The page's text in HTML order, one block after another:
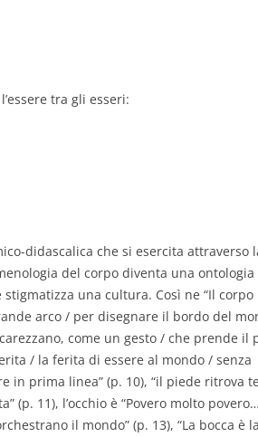
tra gli esseri:
didascalica che si esercita attraverso
del corpo diventa una
una cultura. Così ne “Il corpo
arco / per disegnare il bordo del
come un gesto / che prende il
/ la ferita di essere al mondo / senza
in prima linea” (p. 10), “il piede ritrova
(p. 11), l’occhio è “Povero molto
il mondo” (p. 13), “La bocca è la